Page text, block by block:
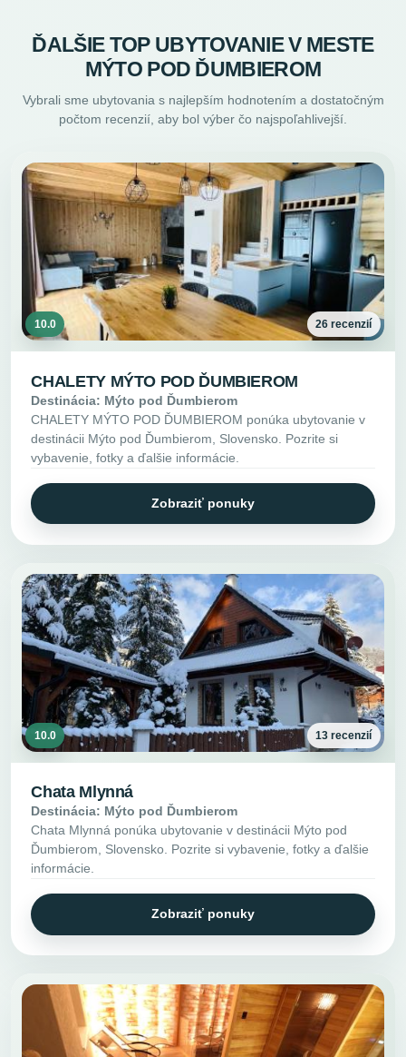
ĎALŠIE TOP UBYTOVANIE V MESTE
MÝTO POD ĎUMBIEROM
Vybrali sme ubytovania s najlepším hodnotením a dostatočným
počtom recenzií, aby bol výber čo najspoľahlivejší.
10.0 26 recenzií
CHALETY MÝTO POD ĎUMBIEROM
Destinácia: Mýto pod Ďumbierom
CHALETY MÝTO POD ĎUMBIEROM ponúka ubytovanie v
destinácii Mýto pod Ďumbierom, Slovensko. Pozrite si
vybavenie, fotky a ďalšie informácie.
Zobraziť ponuky
10.0 13 recenzií
Chata Mlynná
Destinácia: Mýto pod Ďumbierom
Chata Mlynná ponúka ubytovanie v destinácii Mýto pod
Ďumbierom, Slovensko. Pozrite si vybavenie, fotky a ďalšie
informácie.
Zobraziť ponuky